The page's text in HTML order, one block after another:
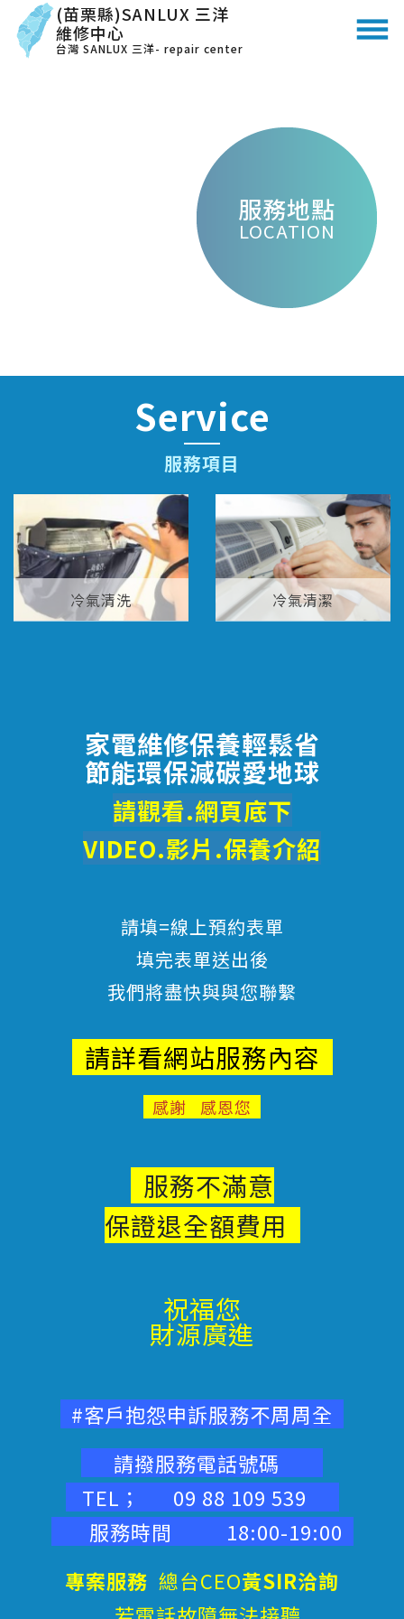
(苗栗縣)SANLUX 三洋
維修中心
台灣 SANLUX 三洋- repair center
服務地點
LOCATION
Service
服務項目
冷氣清洗 冷氣清潔
家電維修保養輕鬆省
節能環保減碳愛地球
請觀看.網頁底下
VIDEO.影片.保養介紹
請填=線上預約表單
填完表單送出後
我們將盡快與與您聯繫
請詳看網站服務內容
感謝 感恩您
服務不滿意
保證退全額費用
祝福您
財源廣進
#客戶抱怨申訴服務不周周全
請撥服務電話號碼
TEL； 09 88 109 539
服務時間 18:00-19:00
專案服務 總台CEO黃SIR洽詢